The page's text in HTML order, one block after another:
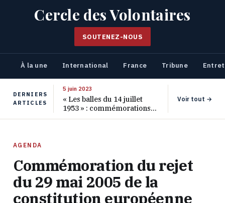
Cercle des Volontaires
SOUTENEZ-NOUS
À la une International France Tribune
DERNIERS
ARTICLES
5 juin 2023
« Les balles du 14 juillet
1953 » : commémorations
pour les 70 ans de ce
Voir tout →
AGENDA
Commémoration du rejet
du 29 mai 2005 de la
constitution européenne